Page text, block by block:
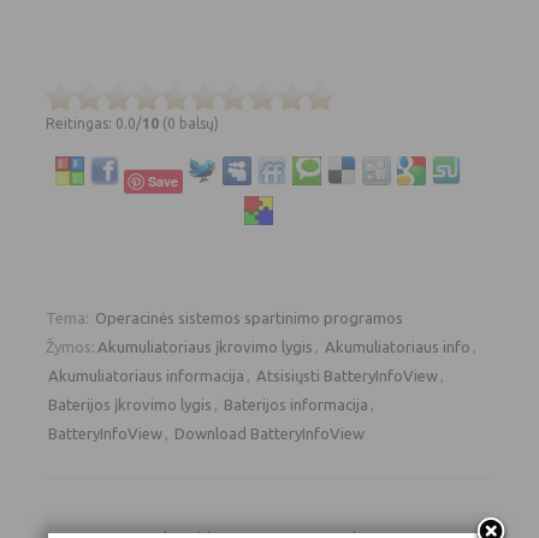
Reitingas: 0.0/10 (0 balsų)
Save
Tema: Operacinės sistemos spartinimo programos
Žymos: Akumuliatoriaus įkrovimo lygis Akumuliatoriaus info
Akumuliatoriaus informacija
Atsisiųsti BatteryInfoView
Baterijos įkrovimo lygis
Baterijos informacija
BatteryInfoView
Download BatteryInfoView